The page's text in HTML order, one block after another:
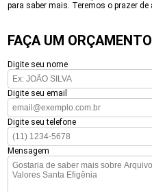
para saber mais. Teremos o prazer
FAÇA UM ORÇAMENTO
Digite seu nome
Digite seu email
Digite seu telefone
Mensagem